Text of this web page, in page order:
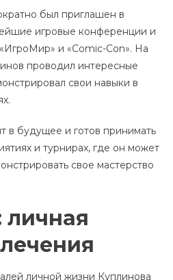
был приглашен в
игровые конференции и
и «Comic-Con». На
проводил интересные
свои навыки в
в будущее и готов принимать
и турнирах, где он может
свое мастерство
личная
личной жизни Куплинова